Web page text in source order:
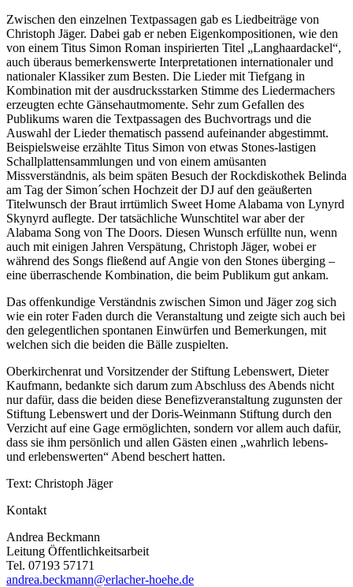
Zwischen den einzelnen Textpassagen gab es Liedbeiträge von
Christoph Jäger. Dabei gab er neben Eigenkompositionen, wie den
von einem Titus Simon Roman inspirierten Titel „Langhaardackel“,
auch überaus bemerkenswerte Interpretationen internationaler und
nationaler Klassiker zum Besten. Die Lieder mit Tiefgang in
Kombination mit der ausdrucksstarken Stimme des Liedermachers
erzeugten echte Gänsehautmomente. Sehr zum Gefallen des
Publikums waren die Textpassagen des Buchvortrags und die
Auswahl der Lieder thematisch passend aufeinander abgestimmt.
Beispielsweise erzählte Titus Simon von etwas Stones-lastigen
Schallplattensammlungen und von einem amüsanten
Missverständnis, als beim späten Besuch der Rockdiskothek Belinda
am Tag der Simon´schen Hochzeit der DJ auf den geäußerten
Titelwunsch der Braut irrtümlich Sweet Home Alabama von Lynyrd
Skynyrd auflegte. Der tatsächliche Wunschtitel war aber der
Alabama Song von The Doors. Diesen Wunsch erfüllte nun, wenn
auch mit einigen Jahren Verspätung, Christoph Jäger, wobei er
während des Songs fließend auf Angie von den Stones überging –
eine überraschende Kombination, die beim Publikum gut ankam.
Das offenkundige Verständnis zwischen Simon und Jäger zog sich
wie ein roter Faden durch die Veranstaltung und zeigte sich auch bei
den gelegentlichen spontanen Einwürfen und Bemerkungen, mit
welchen sich die beiden die Bälle zuspielten.
Oberkirchenrat und Vorsitzender der Stiftung Lebenswert, Dieter
Kaufmann, bedankte sich darum zum Abschluss des Abends nicht
nur dafür, dass die beiden diese Benefizveranstaltung zugunsten der
Stiftung Lebenswert und der Doris-Weinmann Stiftung durch den
Verzicht auf eine Gage ermöglichten, sondern vor allem auch dafür,
dass sie ihm persönlich und allen Gästen einen „wahrlich lebens-
und erlebenswerten“ Abend beschert hatten.
Text: Christoph Jäger
Kontakt
Andrea Beckmann
Leitung Öffentlichkeitsarbeit
Tel. 07193 57171
andrea.beckmann@erlacher-hoehe.de